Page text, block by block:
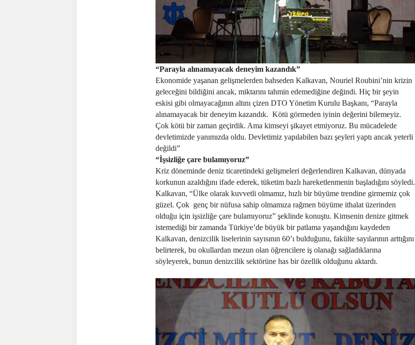
“Parayla alınamayacak deneyim kazandık”
Ekonomide yaşanan gelişmelerden bahseden Kalkavan, Nouriel Roubini’nin krizin
geleceğini bildiğini ancak, miktarını tahmin edemediğine değindi. Hiç bir şeyin
eskisi gibi olmayacağının altını çizen DTO Yönetim Kurulu Başkanı, “Parayla
alınamayacak bir deneyim kazandık. Kötü görmeden iyinin değerini bilemeyiz.
Çok kötü bir zaman geçirdik. Ama kimseyi şikayet etmiyoruz. Bu mücadelede
devletimizde yanımızda oldu. Devletimiz yapılabilen bazı şeyleri yaptı ancak yeterli
değildi”
“İşsizliğe çare bulamıyoruz”
Kriz döneminde deniz ticaretindeki gelişmeleri değerlendiren Kalkavan, dünyada
korkunun azaldığını ifade ederek, tüketim bazlı hareketlenmenin başladığını söyledi.
Kalkavan, “Ülke olarak kuvvetli olmamız, hızlı bir büyüme trendine girmemiz çok
güzel. Çok genç bir nüfusa sahip olmamıza rağmen büyüme ithalat üzerinden
olduğu için işsizliğe çare bulamıyoruz” şeklinde konuştu. Kimsenin denize gitmek
istemediği bir zamanda Türkiye’de büyük bir patlama yaşandığını kaydeden
Kalkavan, denizcilik liselerinin sayısının 60’ı bulduğunu, fakülte sayılarının arttığını
belirterek, bu okullardan mezun olan öğrencilere iş olanağı sağladıklarına
söyleyerek, bunun denizcilik sektörüne has bir özellik olduğunu aktardı.